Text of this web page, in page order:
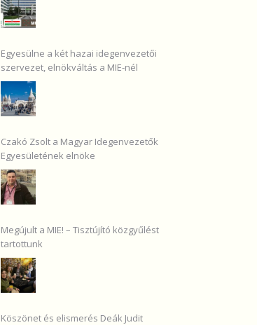
Egyesülne a két hazai idegenvezetői
szervezet, elnökváltás a MIE-nél
Czakó Zsolt a Magyar Idegenvezetők
Egyesületének elnöke
Megújult a MIE! – Tisztújító közgyűlést
tartottunk
Köszönet és elismerés Deák Judit